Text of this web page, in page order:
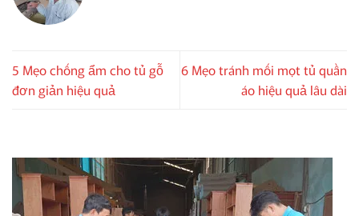
5 Mẹo chống ẩm cho tủ gỗ
đơn giản hiệu quả
6 Mẹo tránh mối mọt tủ quần
áo hiệu quả lâu dài